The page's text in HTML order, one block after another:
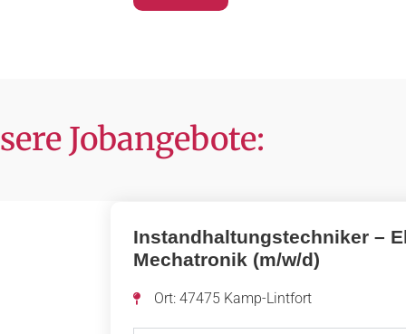
Jobangebote:
Instandhaltungstechniker –
Mechatronik (m/w/d)
Ort: 47475 Kamp-Lintfort